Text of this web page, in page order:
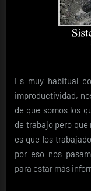
Es muy habitual
improductividad,
de que somos los
de trabajo pero que
es que los
por eso nos
para estar más